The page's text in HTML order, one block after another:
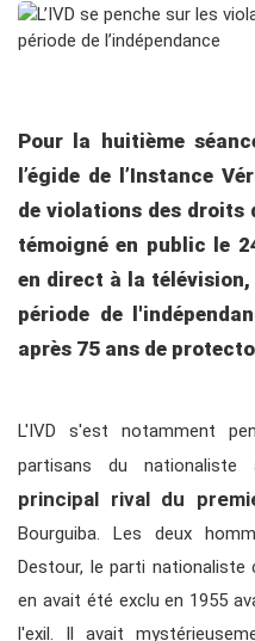
Pour la huitième
l’égide de l’Instance
de violations des droits
témoigné en public le
en direct à la
période de
après 75 ans de
L'IVD s'est notamment
partisans du nationaliste
principal rival du
Bourguiba. Les deux
Destour, le parti nationaliste
en avait été exclu en 1955
l'exil. Il avait